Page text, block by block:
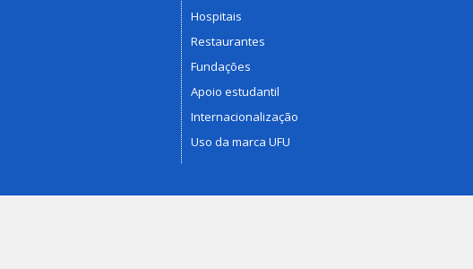
Hospitais
Restaurantes
Fundações
Apoio estudantil
Internacionalização
Uso da marca UFU